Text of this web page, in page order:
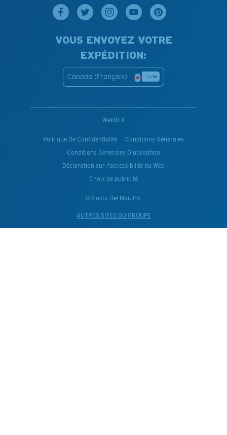
VOUS ENVOYEZ VOTRE
EXPÉDITION:
Canada (Français)
WebID #
Politique De Confidentialité
Conditions Générales
Conditions Generales D’utilisation
Déclaration sur l'accessibilité du Web
Choix de publicité
© Costa Del Mar, Inc.
AUTRES SITES DU GROUPE